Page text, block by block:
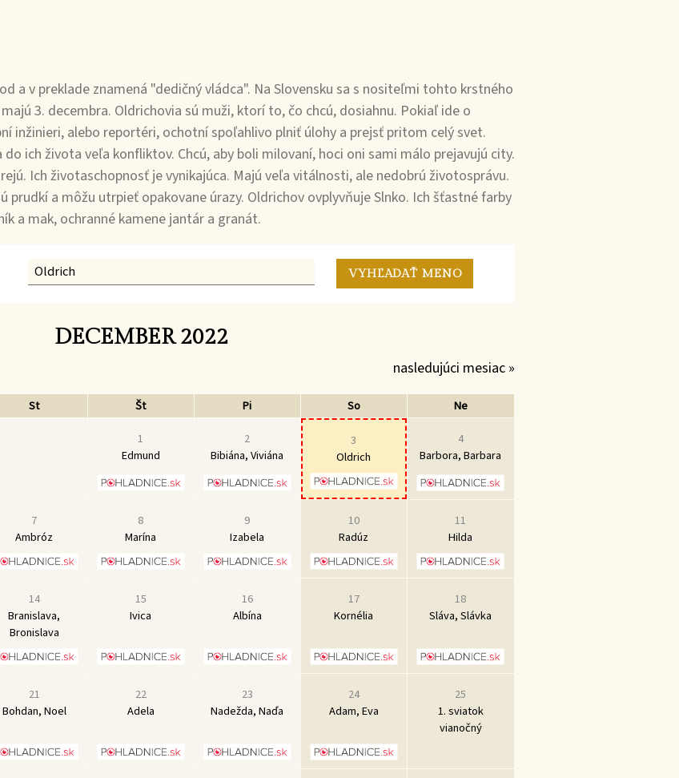
a v preklade znamená "dedičný vládca". Na Slovensku sa s nositeľmi tohto krstného
3. decembra. Oldrichovia sú muži, ktorí to, čo chcú, dosiahnu. Pokiaľ ide o
inžinieri, alebo reportéri, ochotní spoľahlivo plniť úlohy a prejsť pritom celý svet.
ich života veľa konfliktov. Chcú, aby boli milovaní, hoci oni sami málo prejavujú city.
Ich životaschopnosť je vynikajúca. Majú veľa vitálnosti, ale nedobrú životosprávu.
prudkí a môžu utrpieť opakovane úrazy. Oldrichov ovplyvňuje Slnko. Ich šťastné farby
a mak, ochranné kamene jantár a granát.
DECEMBER 2022
nasledujúci mesiac »
St Št Pi So
Ne
1
Edmund
2
Bibiána, Viviána
3
Oldrich
4
Barbora, Barbara
7
Ambróz
8
Marína
9
Izabela
10
Radúz
11
Hilda
14
Branislava,
Bronislava
15
Ivica
16
Albína
17
Kornélia
18
Sláva, Slávka
21
Bohdan, Noel
22
Adela
23
Nadežda, Naďa
24
Adam, Eva
25
1. sviatok
vianočný